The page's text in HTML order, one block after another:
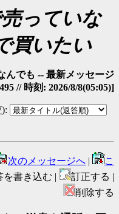
売っていな
買いたい
んでも -- 最新メッセージ
// 時刻: 2026/8/8(05:05)]
):
次のメッセージへ |
こ
を書き込む |
訂正する |
削除する